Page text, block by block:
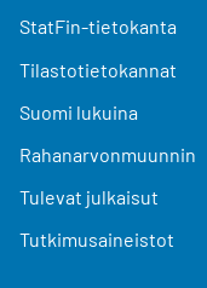
StatFin-tietokanta
Tilastotietokannat
Suomi lukuina
Rahanarvonmuunnin
Tulevat julkaisut
Tutkimusaineistot